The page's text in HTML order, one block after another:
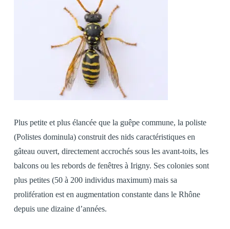
Plus petite et plus élancée que la guêpe commune, la poliste
(Polistes dominula) construit des nids caractéristiques en
gâteau ouvert, directement accrochés sous les avant-toits, les
balcons ou les rebords de fenêtres à Irigny. Ses colonies sont
plus petites (50 à 200 individus maximum) mais sa
prolifération est en augmentation constante dans le Rhône
depuis une dizaine d’années.